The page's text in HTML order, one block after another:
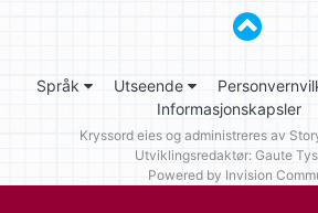
Språk Utseende
Informasjonskapsler
Kryssord eies og administreres av
Utviklingsredaktør: Gaute
Powered by Invision